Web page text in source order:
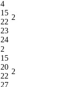
4
15
22
23
24
2
2
15
20
22
27
2